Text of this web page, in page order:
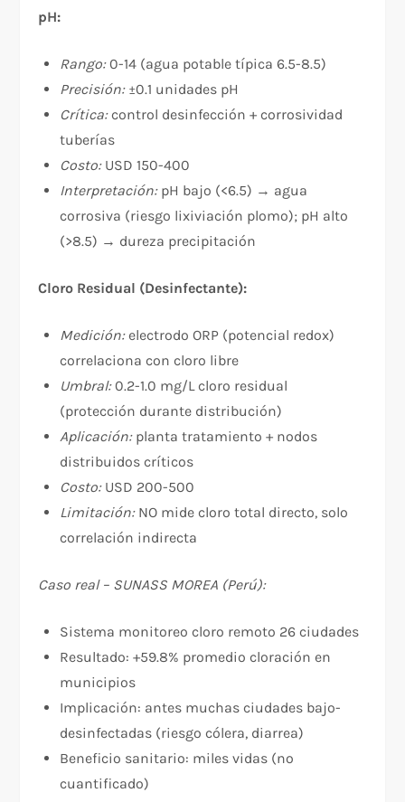
pH:
Rango:0-14 (agua potable típica 6.5-8.5)
Precisión:±0.1 unidades pH
Crítica:control desinfección + corrosividad
tuberías
Costo:USD 150-400
Interpretación:pH bajo (<6.5) → agua
corrosiva (riesgo lixiviación plomo); pH alto
(>8.5) → dureza precipitación
Cloro Residual (Desinfectante):
Medición:electrodo ORP (potencial redox)
correlaciona con cloro libre
Umbral:0.2-1.0 mg/L cloro residual
(protección durante distribución)
Aplicación:planta tratamiento + nodos
distribuidos críticos
Costo:USD 200-500
Limitación:NO mide cloro total directo, solo
correlación indirecta
Caso real – SUNASS MOREA (Perú):
Sistema monitoreo cloro remoto 26 ciudades
Resultado: +59.8% promedio cloración en
municipios
Implicación: antes muchas ciudades bajo-
desinfectadas (riesgo cólera, diarrea)
Beneficio sanitario: miles vidas (no
cuantificado)